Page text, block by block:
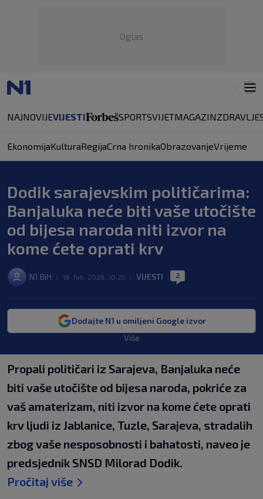
Oglas
NAJNOVIJEVIJESTI SPORTSVIJETMAGAZINZDRAVLJE
EkonomijaKulturaRegijaCrna hronikaObrazovanjeVrijeme
Dodik sarajevskim političarima:
Banjaluka neće biti vaše utočište
od bijesa naroda niti izvor na
kome ćete oprati krv
N1 BiH 19. feb. 2026. 10:25 VIJESTI 2
Dodajte N1 u omiljeni Google izvor
Više
Propali političari iz Sarajeva, Banjaluka neće
biti vaše utočište od bijesa naroda, pokriće za
vaš amaterizam, niti izvor na kome ćete oprati
krv ljudi iz Јablanice, Tuzle, Sarajeva, stradalih
zbog vaše nesposobnosti i bahatosti, naveo je
predsjednik SNSD Milorad Dodik.
Pročitaj više